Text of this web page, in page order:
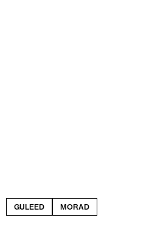
GULEED MORAD